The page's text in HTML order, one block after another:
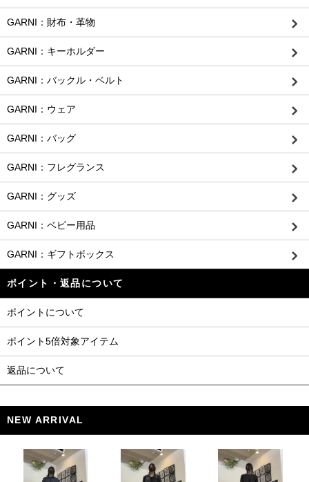
GARNI：財布・革物
GARNI：キーホルダー
GARNI：バックル・ベルト
GARNI：ウェア
GARNI：バッグ
GARNI：フレグランス
GARNI：グッズ
GARNI：ベビー用品
GARNI：ギフトボックス
ポイント・返品について
ポイントについて
ポイント5倍対象アイテム
返品について
NEW ARRIVAL